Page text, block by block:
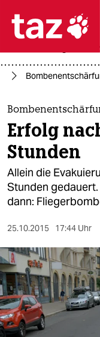

themen
politik
öko
gesellschaft
sport
berlin
nord
wahrheit
landtagswahl
Erfolg
Stunden
Allein die
Stunden
dann:
25.10.2015 17:44 Uhr